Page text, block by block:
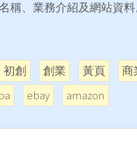
稱、業務介紹及網站資料
初創 創業 黃頁 商
ebay amazon